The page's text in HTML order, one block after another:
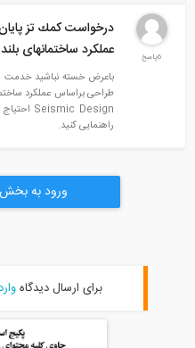
درخواست كمك تز
عملکرد ساختمانهای بلند
باعرض خسته نباشید خدمت
راهنمایی کنید.
ورود به
برای ارسال دیدگاه